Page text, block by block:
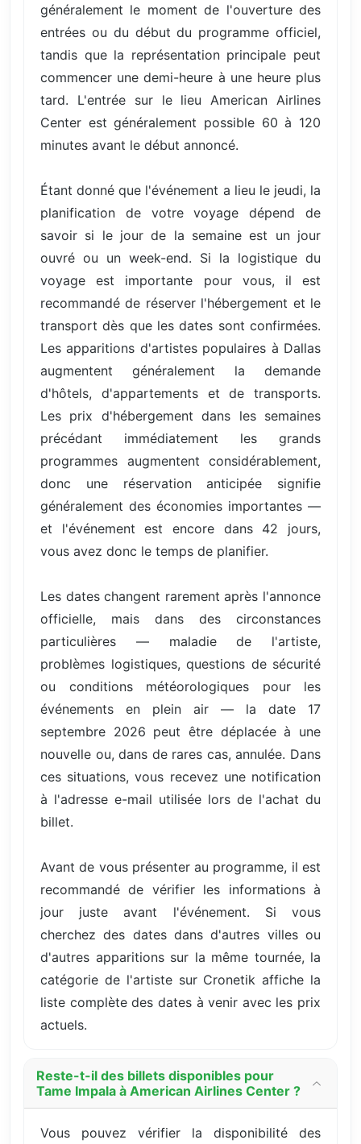
généralement le moment de l'ouverture des
entrées ou du début du programme officiel,
tandis que la représentation principale peut
commencer une demi-heure à une heure plus
tard. L'entrée sur le lieu American Airlines
Center est généralement possible 60 à 120
minutes avant le début annoncé.
Étant donné que l'événement a lieu le jeudi, la
planification de votre voyage dépend de
savoir si le jour de la semaine est un jour
ouvré ou un week-end. Si la logistique du
voyage est importante pour vous, il est
recommandé de réserver l'hébergement et le
transport dès que les dates sont confirmées.
Les apparitions d'artistes populaires à Dallas
augmentent généralement la demande
d'hôtels, d'appartements et de transports.
Les prix d'hébergement dans les semaines
précédant immédiatement les grands
programmes augmentent considérablement,
donc une réservation anticipée signifie
généralement des économies importantes —
et l'événement est encore dans 42 jours,
vous avez donc le temps de planifier.
Les dates changent rarement après l'annonce
officielle, mais dans des circonstances
particulières — maladie de l'artiste,
problèmes logistiques, questions de sécurité
ou conditions météorologiques pour les
événements en plein air — la date 17
septembre 2026 peut être déplacée à une
nouvelle ou, dans de rares cas, annulée. Dans
ces situations, vous recevez une notification
à l'adresse e-mail utilisée lors de l'achat du
billet.
Avant de vous présenter au programme, il est
recommandé de vérifier les informations à
jour juste avant l'événement. Si vous
cherchez des dates dans d'autres villes ou
d'autres apparitions sur la même tournée, la
catégorie de l'artiste sur Cronetik affiche la
liste complète des dates à venir avec les prix
actuels.
Reste-t-il des billets disponibles pour
Tame Impala à American Airlines Center ?
Vous pouvez vérifier la disponibilité des